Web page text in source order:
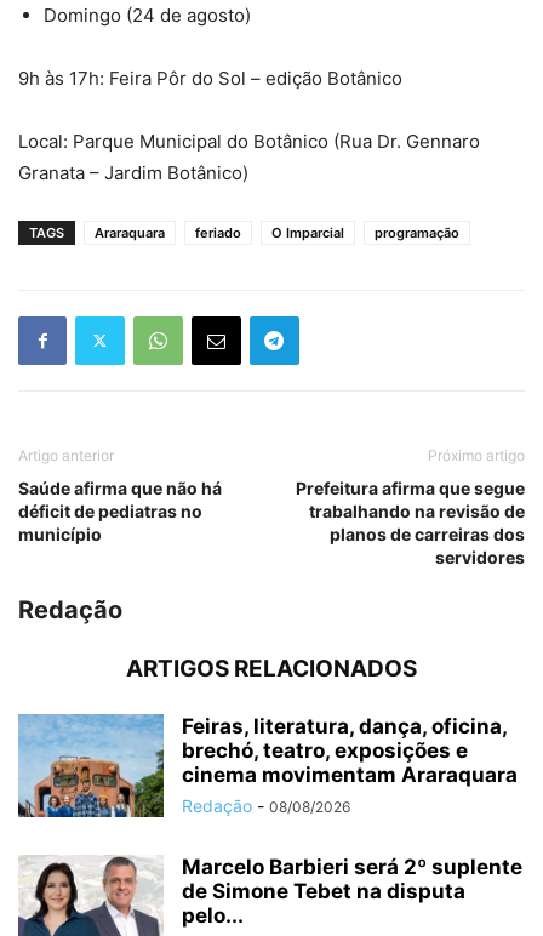
Domingo (24 de agosto)
9h às 17h: Feira Pôr do Sol – edição Botânico
Local: Parque Municipal do Botânico (Rua Dr. Gennaro
Granata – Jardim Botânico)
TAGS Araraquara feriado O Imparcial programação
Artigo anterior
Saúde afirma que não há
déficit de pediatras no
município
Próximo artigo
Prefeitura afirma que segue
trabalhando na revisão de
planos de carreiras dos
servidores
Redação
ARTIGOS RELACIONADOS
Feiras, literatura, dança, oficina,
brechó, teatro, exposições e
cinema movimentam Araraquara
Redação - 08/08/2026
Marcelo Barbieri será 2º suplente
de Simone Tebet na disputa
pelo...